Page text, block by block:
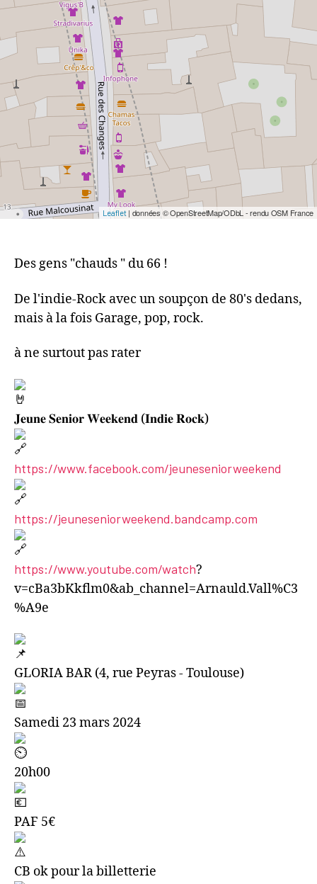
Leaflet| données © OpenStreetMap/ODbL - rendu OSM France
Des gens "chauds " du 66 !
De l'indie-Rock avec un soupçon de 80's dedans,
mais à la fois Garage, pop, rock.
à ne surtout pas rater
𝐉𝐞𝐮𝐧𝐞 𝐒𝐞𝐧𝐢𝐨𝐫 𝐖𝐞𝐞𝐤𝐞𝐧𝐝 (𝐈𝐧𝐝𝐢𝐞 𝐑𝐨𝐜𝐤)
https://www.facebook.com/jeuneseniorweekend
https://jeuneseniorweekend.bandcamp.com
https://www.youtube.com/watch?
v=cBa3bKkflm0&ab_channel=Arnauld.Vall%C3
%A9e
GLORIA BAR (4, rue Peyras - Toulouse)
Samedi 23 mars 2024
20h00
PAF 5€
CB ok pour la billetterie